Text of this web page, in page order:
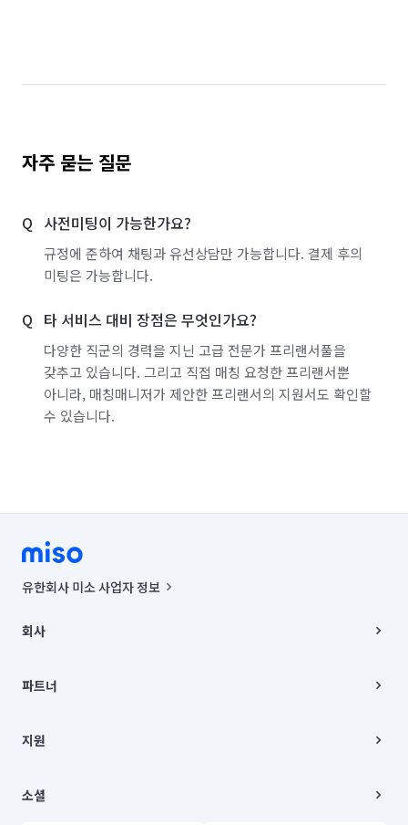
자주 묻는 질문
사전미팅이 가능한가요?
규정에 준하여 채팅과 유선상담만 가능합니다. 결제 후의
미팅은 가능합니다.
타 서비스 대비 장점은 무엇인가요?
다양한 직군의 경력을 지닌 고급 전문가 프리랜서풀을
갖추고 있습니다. 그리고 직접 매칭 요청한 프리랜서뿐
아니라, 매칭매니저가 제안한 프리랜서의 지원서도 확인할
수 있습니다.
유한회사 미소 사업자 정보
00019 |
주소 | 본사: 서울특별시 종로구 율곡로 6(중학동, 트윈트리빌딩) B동 5층
컨택센터 : 서울특별시 종로구 수송동 율곡로 24, 7층, 8층 미소
상품, 상품정보, 거래에 관한 의무와 책임은 거래당사자에게 있습니다.
언론 보도 관련 문의:
© 유한회사 미소. Miso, Inc. All Rights Reserved.
회사
채용
파트너
이사
지원
이용약관
소셜